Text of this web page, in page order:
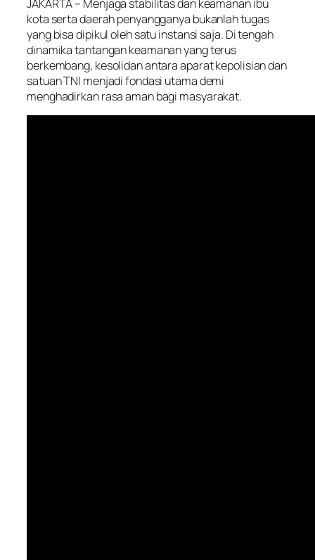
JAKARTA – Menjaga stabilitas dan keamanan ibu
kota serta daerah penyangganya bukanlah tugas
yang bisa dipikul oleh satu instansi saja. Di tengah
dinamika tantangan keamanan yang terus
berkembang, kesolidan antara aparat kepolisian dan
satuan TNI menjadi fondasi utama demi
menghadirkan rasa aman bagi masyarakat.